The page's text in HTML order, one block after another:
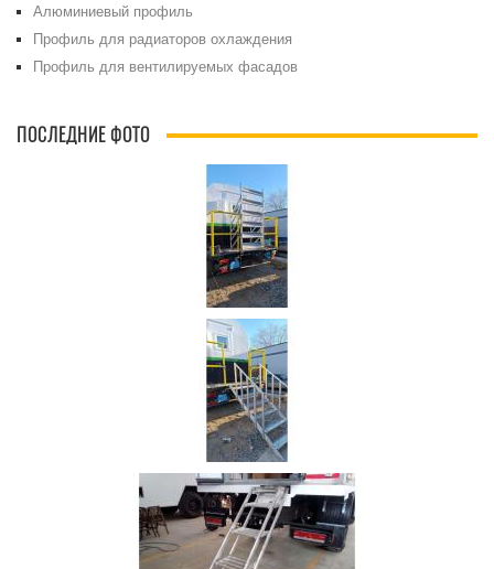
Алюминиевый профиль
Профиль для радиаторов охлаждения
Профиль для вентилируемых фасадов
ПОСЛЕДНИЕ ФОТО